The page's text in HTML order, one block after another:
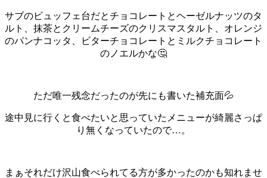
サブのビュッフェ台だとチョコレートとヘーゼルナッツのタ
ルト、抹茶とクリームチーズのクリスマスタルト、オレンジ
のパンナコッタ、ビターチョコレートとミルクチョコレート
のノエルかな🤔
ただ唯一残念だったのが先にも書いた補充面💦
途中見に行くと食べたいと思っていたメニューが綺麗さっぱ
り無くなっていたので…。
まぁそれだけ沢山食べられてる方が多かったのかも知れませ